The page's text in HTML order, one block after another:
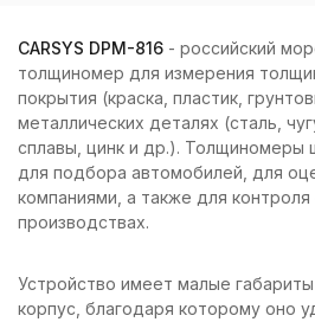
CARSYS DPM-816 - российский
толщиномер для измерения
покрытия (краска, пластик,
металлических деталях (сталь,
сплавы, цинк и др.). Толщиномеры
для подбора автомобилей, для
компаниями, а также для контроля
производствах.
Устройство имеет малые
корпус, благодаря которому оно